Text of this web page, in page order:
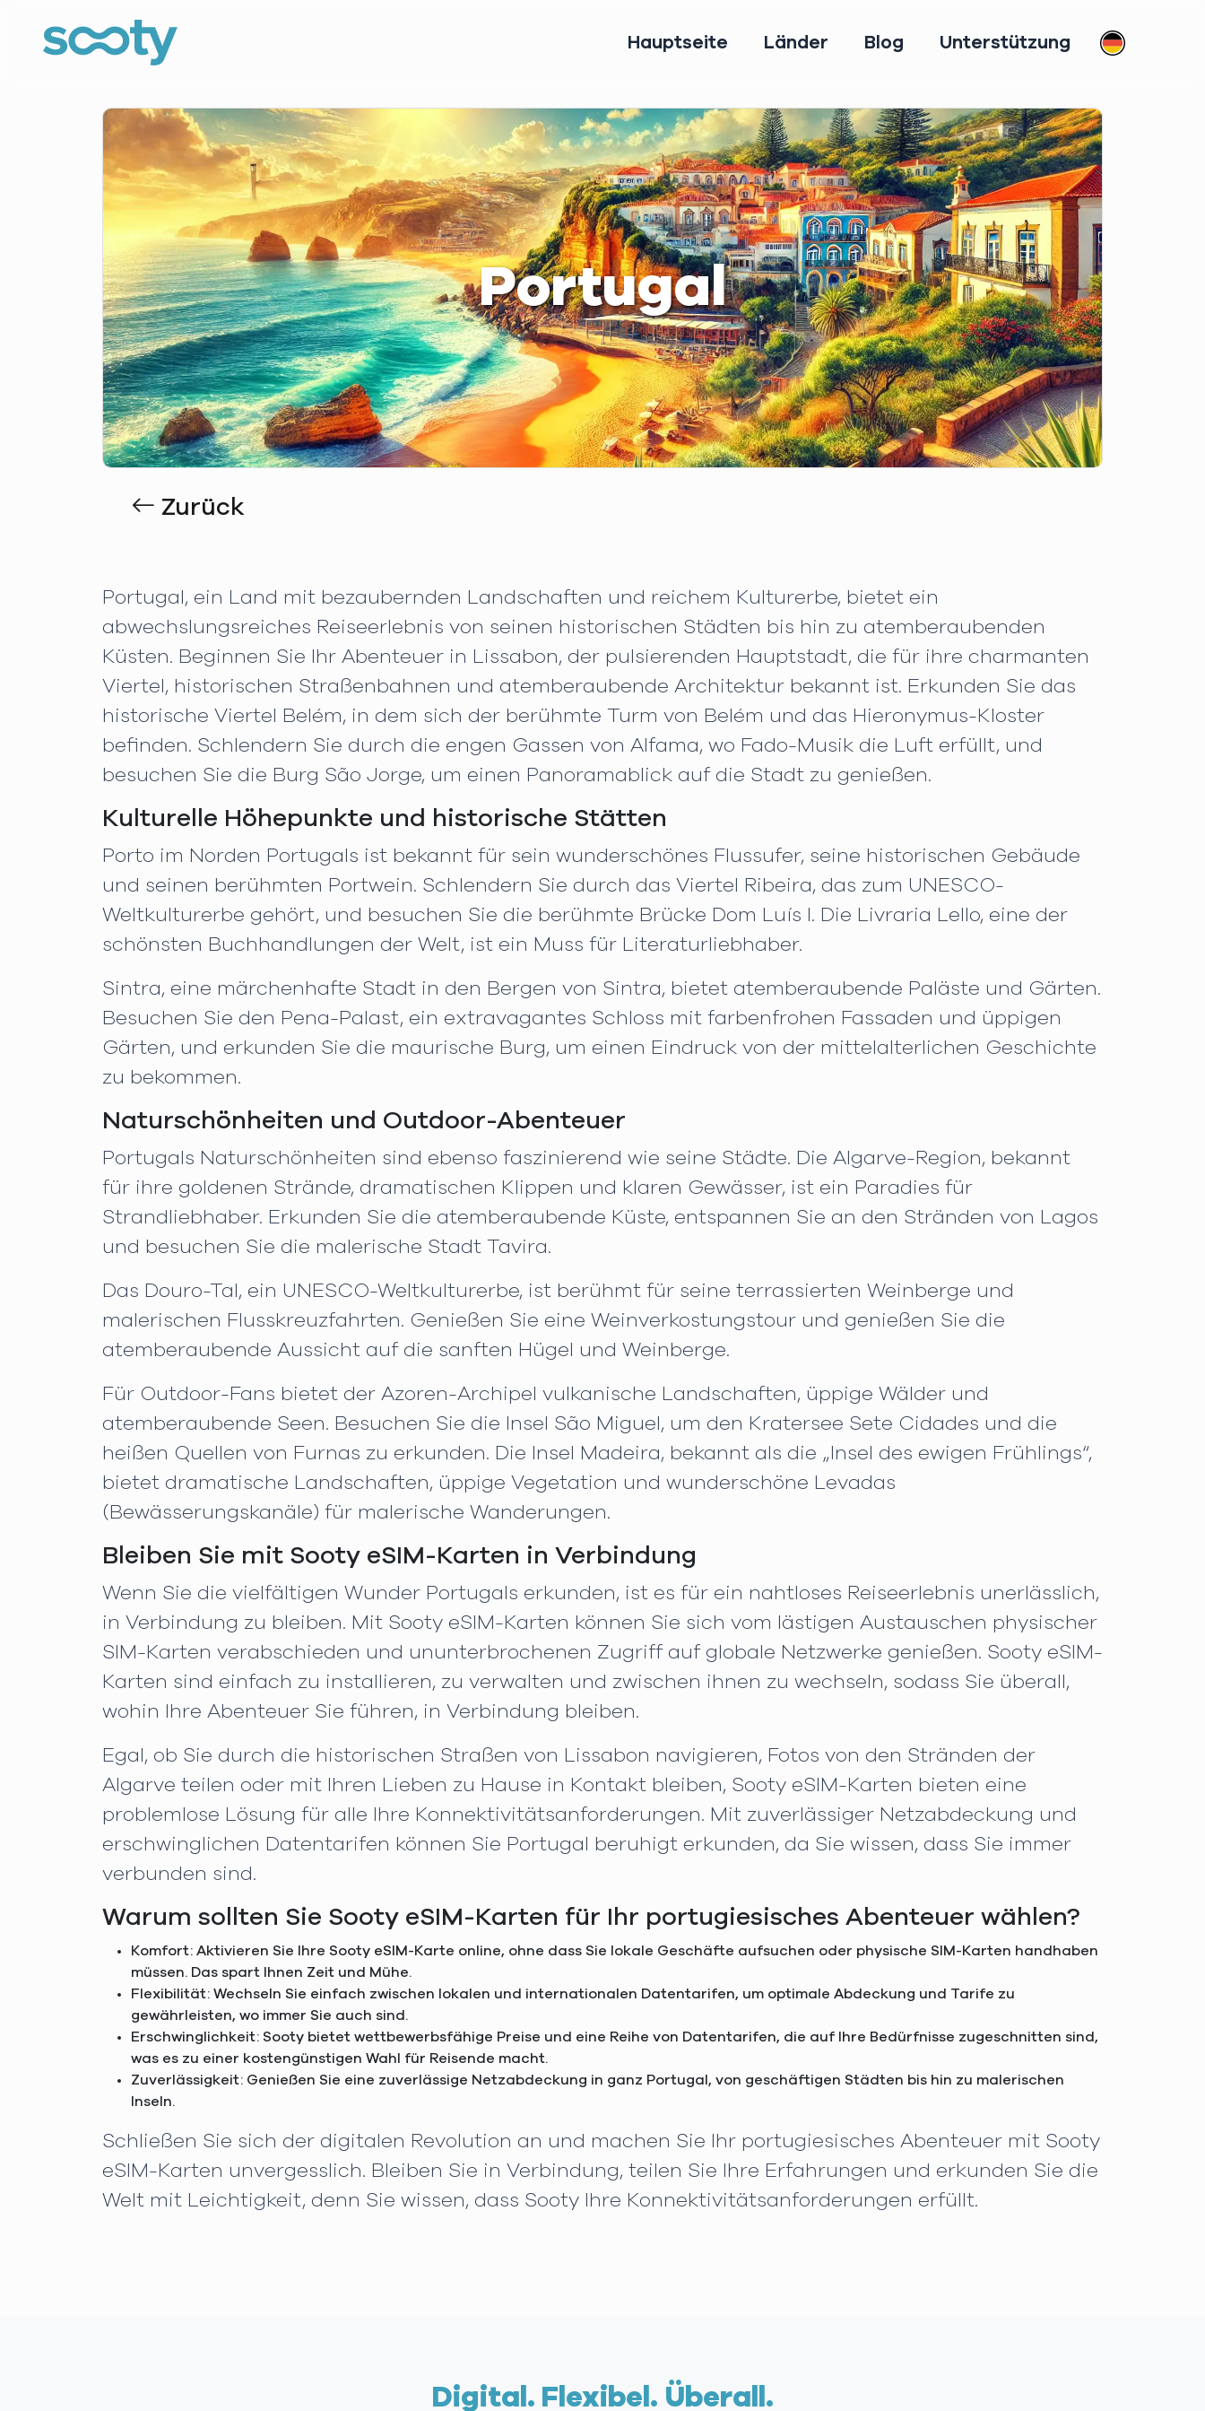
Hauptseite Länder Blog Unterstützung
Portugal
Zurück
Portugal, ein Land mit bezaubernden Landschaften und reichem Kulturerbe, bietet ein
abwechslungsreiches Reiseerlebnis von seinen historischen Städten bis hin zu atemberaubenden
Küsten. Beginnen Sie Ihr Abenteuer in Lissabon, der pulsierenden Hauptstadt, die für ihre charmanten
Viertel, historischen Straßenbahnen und atemberaubende Architektur bekannt ist. Erkunden Sie das
historische Viertel Belém, in dem sich der berühmte Turm von Belém und das Hieronymus-Kloster
befinden. Schlendern Sie durch die engen Gassen von Alfama, wo Fado-Musik die Luft erfüllt, und
besuchen Sie die Burg São Jorge, um einen Panoramablick auf die Stadt zu genießen.
Kulturelle Höhepunkte und historische Stätten
Porto im Norden Portugals ist bekannt für sein wunderschönes Flussufer, seine historischen Gebäude
und seinen berühmten Portwein. Schlendern Sie durch das Viertel Ribeira, das zum UNESCO-
Weltkulturerbe gehört, und besuchen Sie die berühmte Brücke Dom Luís I. Die Livraria Lello, eine der
schönsten Buchhandlungen der Welt, ist ein Muss für Literaturliebhaber.
Sintra, eine märchenhafte Stadt in den Bergen von Sintra, bietet atemberaubende Paläste und Gärten.
Besuchen Sie den Pena-Palast, ein extravagantes Schloss mit farbenfrohen Fassaden und üppigen
Gärten, und erkunden Sie die maurische Burg, um einen Eindruck von der mittelalterlichen Geschichte
zu bekommen.
Naturschönheiten und Outdoor-Abenteuer
Portugals Naturschönheiten sind ebenso faszinierend wie seine Städte. Die Algarve-Region, bekannt
für ihre goldenen Strände, dramatischen Klippen und klaren Gewässer, ist ein Paradies für
Strandliebhaber. Erkunden Sie die atemberaubende Küste, entspannen Sie an den Stränden von Lagos
und besuchen Sie die malerische Stadt Tavira.
Das Douro-Tal, ein UNESCO-Weltkulturerbe, ist berühmt für seine terrassierten Weinberge und
malerischen Flusskreuzfahrten. Genießen Sie eine Weinverkostungstour und genießen Sie die
atemberaubende Aussicht auf die sanften Hügel und Weinberge.
Für Outdoor-Fans bietet der Azoren-Archipel vulkanische Landschaften, üppige Wälder und
atemberaubende Seen. Besuchen Sie die Insel São Miguel, um den Kratersee Sete Cidades und die
heißen Quellen von Furnas zu erkunden. Die Insel Madeira, bekannt als die „Insel des ewigen Frühlings“,
bietet dramatische Landschaften, üppige Vegetation und wunderschöne Levadas
(Bewässerungskanäle) für malerische Wanderungen.
Bleiben Sie mit Sooty eSIM-Karten in Verbindung
Wenn Sie die vielfältigen Wunder Portugals erkunden, ist es für ein nahtloses Reiseerlebnis unerlässlich,
in Verbindung zu bleiben. Mit Sooty eSIM-Karten können Sie sich vom lästigen Austauschen physischer
SIM-Karten verabschieden und ununterbrochenen Zugriff auf globale Netzwerke genießen. Sooty eSIM-
Karten sind einfach zu installieren, zu verwalten und zwischen ihnen zu wechseln, sodass Sie überall,
wohin Ihre Abenteuer Sie führen, in Verbindung bleiben.
Egal, ob Sie durch die historischen Straßen von Lissabon navigieren, Fotos von den Stränden der
Algarve teilen oder mit Ihren Lieben zu Hause in Kontakt bleiben, Sooty eSIM-Karten bieten eine
problemlose Lösung für alle Ihre Konnektivitätsanforderungen. Mit zuverlässiger Netzabdeckung und
erschwinglichen Datentarifen können Sie Portugal beruhigt erkunden, da Sie wissen, dass Sie immer
verbunden sind.
Warum sollten Sie Sooty eSIM-Karten für Ihr portugiesisches Abenteuer wählen?
Komfort: Aktivieren Sie Ihre Sooty eSIM-Karte online, ohne dass Sie lokale Geschäfte aufsuchen oder physische SIM-Karten handhaben
müssen. Das spart Ihnen Zeit und Mühe.
Flexibilität: Wechseln Sie einfach zwischen lokalen und internationalen Datentarifen, um optimale Abdeckung und Tarife zu
gewährleisten, wo immer Sie auch sind.
Erschwinglichkeit: Sooty bietet wettbewerbsfähige Preise und eine Reihe von Datentarifen, die auf Ihre Bedürfnisse zugeschnitten sind,
was es zu einer kostengünstigen Wahl für Reisende macht.
Zuverlässigkeit: Genießen Sie eine zuverlässige Netzabdeckung in ganz Portugal, von geschäftigen Städten bis hin zu malerischen
Inseln.
Schließen Sie sich der digitalen Revolution an und machen Sie Ihr portugiesisches Abenteuer mit Sooty
eSIM-Karten unvergesslich. Bleiben Sie in Verbindung, teilen Sie Ihre Erfahrungen und erkunden Sie die
Welt mit Leichtigkeit, denn Sie wissen, dass Sooty Ihre Konnektivitätsanforderungen erfüllt.
Digital. Flexibel. Überall.